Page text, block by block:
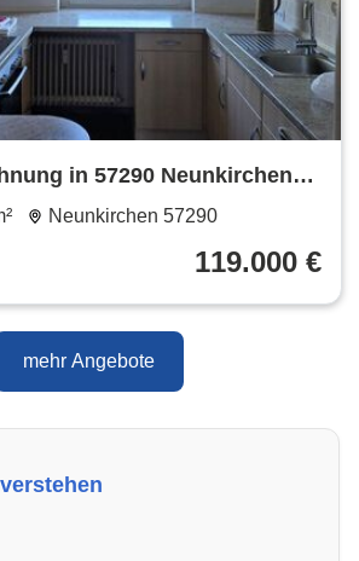
in 57290 Neunkirchen
Neunkirchen 57290
119.000 €
mehr Angebote